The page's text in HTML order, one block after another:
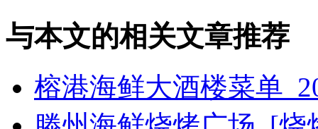
与本文的相关文章推荐
榕港海鲜大酒楼菜单